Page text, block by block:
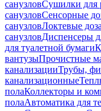
санузловСушилки для
санузловСенсорные
санузловЛоктевые
санузловДиспенсеры
для туалетной бумаги
вантузыПрочистные
канализацииТрубы,
канализационные
полаКоллекторы и
полаАвтоматика для